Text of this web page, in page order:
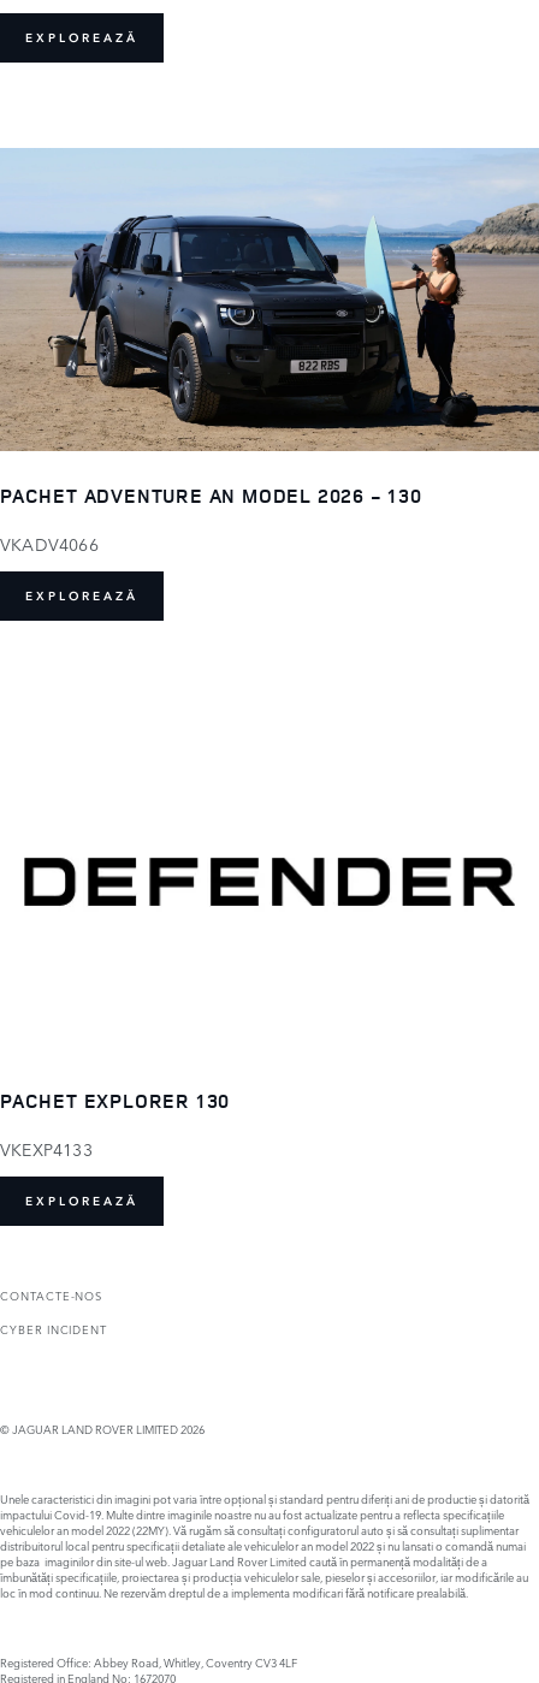
EXPLOREAZĂ
PACHET ADVENTURE AN MODEL 2026 - 130
VKADV4066
EXPLOREAZĂ
PACHET EXPLORER 130
VKEXP4133
EXPLOREAZĂ
CONTACTE-NOS
CYBER INCIDENT
© JAGUAR LAND ROVER LIMITED 2026
Unele caracteristici din imagini pot varia între opțional și standard pentru diferiți ani de productie și datorită
impactului Covid-19. Multe dintre imaginile noastre nu au fost actualizate pentru a reflecta specificațiile
vehiculelor an model 2022 (22MY). Vă rugăm să consultați configuratorul auto și să consultați suplimentar
distribuitorul local pentru specificații detaliate ale vehiculelor an model 2022 și nu lansati o comandă numai
pe baza imaginilor din site-ul web. Jaguar Land Rover Limited caută în permanență modalități de a
îmbunătăți specificațiile, proiectarea și producția vehiculelor sale, pieselor și accesoriilor, iar modificările au
loc în mod continuu. Ne rezervăm dreptul de a implementa modificari fără notificare prealabilă.
Registered Office: Abbey Road, Whitley, Coventry CV3 4LF
Registered in England No: 1672070